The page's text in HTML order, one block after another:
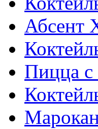
Абсент
Пицца с